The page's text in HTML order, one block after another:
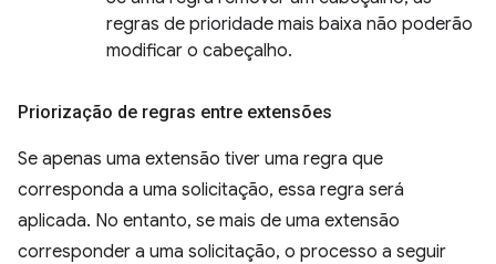
regras de prioridade mais baixa não poderão
modificar o cabeçalho.
Priorização de regras entre extensões
Se apenas uma extensão tiver uma regra que
corresponda a uma solicitação, essa regra será
aplicada. No entanto, se mais de uma extensão
corresponder a uma solicitação, o processo a seguir